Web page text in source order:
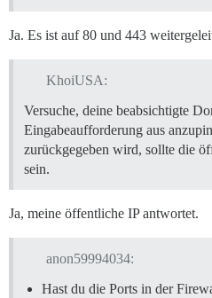
Ja. Es ist auf 80 und 443
KhoiUSA:
Versuche, deine beabsichtigte
Eingabeaufforderung aus
zurückgegeben wird, sollte die
sein.
Ja, meine öffentliche IP antwortet.
anon59994034:
Hast du die Ports in der